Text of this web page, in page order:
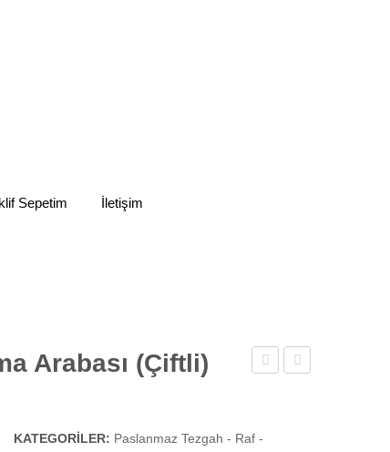
Sepetim İletişim
(Tekli)
Arabası (Çiftli)
KATEGORILER: Paslanmaz Tezgah - Raf -